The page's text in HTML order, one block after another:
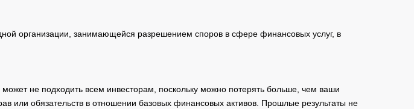
организации, занимающейся разрешением споров в сфере финансовых услуг, в
не подходить всем инвесторам, поскольку можно потерять больше, чем ваши
или обязательств в отношении базовых финансовых активов. Прошлые результаты не